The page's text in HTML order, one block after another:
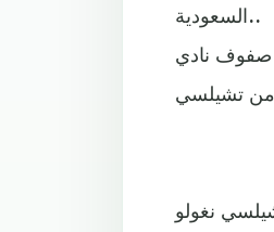
السعودية..
صفوف نادي
نغولو